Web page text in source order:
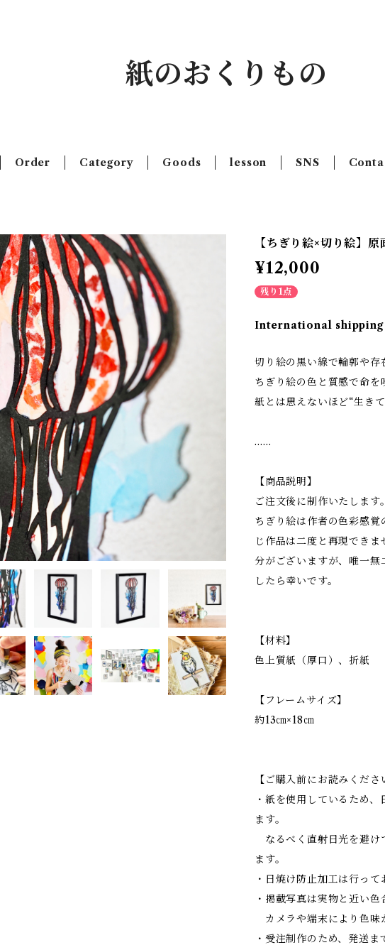
紙のおくりもの
Order Category Goods lesson SNS
【ちぎり絵×切り絵】
¥12,000
残り1点
International
切り絵の黒い線で輪郭や存
ちぎり絵の色と質感で命を
紙とは思えないほど“生き
……
【商品説明】
ご注文後に制作いたします
ちぎり絵は作者の色彩感
じ作品は二度と再現でき
分がございますが、唯一
したら幸いです。
【材料】
色上質紙（厚口）、折紙
【フレームサイズ】
約13㎝×18㎝
【ご購入前にお読みくださ
・紙を使用しているため
ます。
なるべく直射日光を避け
ます。
・日焼け防止加工は行っ
・掲載写真は実物と近い
カメラや端末により色味
・受注制作のため、発送